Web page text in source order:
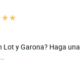
Lot y Garona? Haga